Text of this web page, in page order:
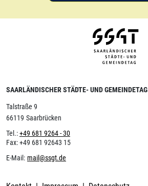
SAARLÄNDISCHER STÄDTE- UND GEMEINDETAG
Talstraße 9
66119 Saarbrücken
Tel.:+49 681 9264 - 30
Fax:+49 681 92643 15
E-Mail: mail@ssgt.de